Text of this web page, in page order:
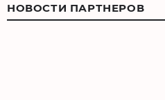
НОВОСТИ ПАРТНЕРОВ